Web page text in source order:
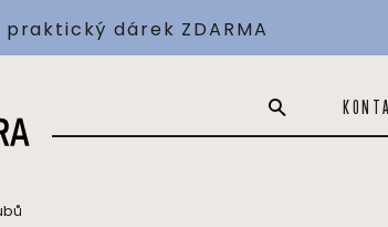
dárek ZDARMA
1 000 Kč